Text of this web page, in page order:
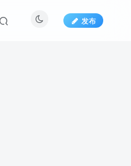
发布